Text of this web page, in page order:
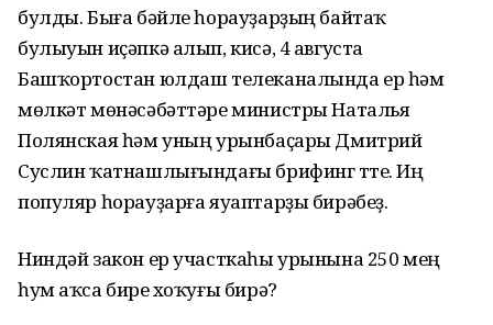
булды. Быға бәйле һорауҙарҙың байтаҡ
булыуын иҫәпкә алып, кисә, 4 августа
Башҡортостан юлдаш телеканалында ер һәм
мөлкәт мөнәсәбәттәре министры Наталья
Полянская һәм уның урынбаҫары Дмитрий
Суслин ҡатнашлығындағы брифинг үтте. Иң
популяр һорауҙарға яуаптарҙы бирәбеҙ.
Ниндәй закон ер участкаһы урынына 250 мең
һум аҡса биреү хоҡуғы бирә?